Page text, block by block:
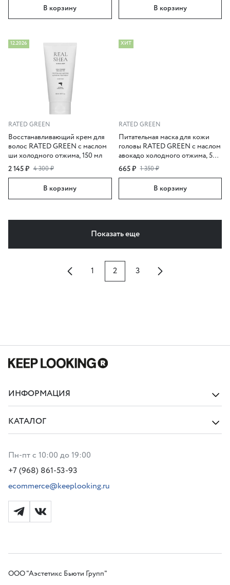
В корзину В корзину
12.2026
RATED GREEN
Восстанавливающий крем для
волос RATED GREEN с маслом
ши холодного отжима, 150 мл
2 145 ₽ 4 300 ₽
В корзину
ХИТ
RATED GREEN
Питательная маска для кожи
головы RATED GREEN с маслом
авокадо холодного отжима, 50
мл
665 ₽ 1 350 ₽
В корзину
Показать еще
1 2 3
ИНФОРМАЦИЯ
КАТАЛОГ
Пн-пт с 10:00 до 19:00
+7 (968) 861-53-93
ecommerce@keeplooking.ru
ООО "Аэстетикс Бьюти Групп"